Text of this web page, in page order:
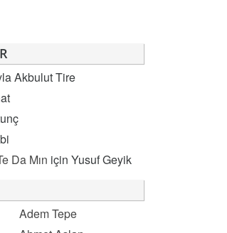
Akbulut Tire
Da Mın için Yusuf Geyik
Adem Tepe